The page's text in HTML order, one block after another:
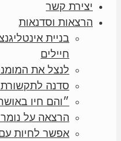
יצירת קשר
הרצאות וסדנאות
בניית
חיילים
לנצל את
סדנה לתקשורת
״והם חיו
הרצאה על
אפשר לחיות עם